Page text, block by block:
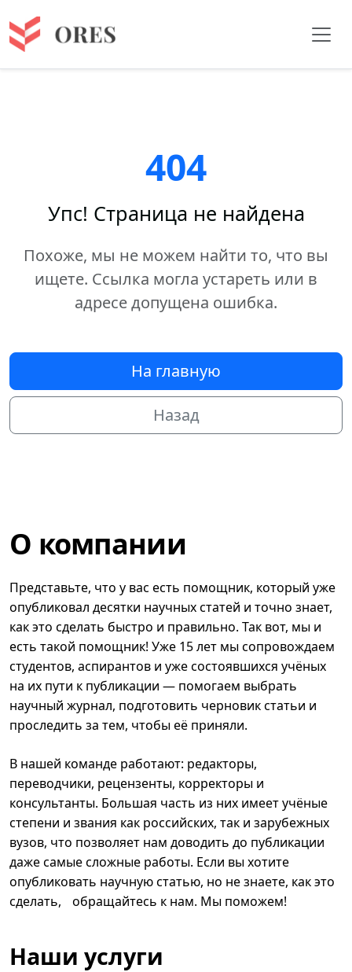
404
Упс! Страница не найдена
Похоже, мы не можем найти то, что вы
ищете. Ссылка могла устареть или в
адресе допущена ошибка.
На главную
Назад
О компании
Представьте, что у вас есть помощник, который уже
опубликовал десятки научных статей и точно знает,
как это сделать быстро и правильно. Так вот, мы и
есть такой помощник! Уже 15 лет мы сопровождаем
студентов, аспирантов и уже состоявшихся учёных
на их пути к публикации — помогаем выбрать
научный журнал, подготовить черновик статьи и
проследить за тем, чтобы её приняли.
В нашей команде работают: редакторы,
переводчики, рецензенты, корректоры и
консультанты. Большая часть из них имеет учёные
степени и звания как российских, так и зарубежных
вузов, что позволяет нам доводить до публикации
даже самые сложные работы. Если вы хотите
опубликовать научную статью, но не знаете, как это
сделать, обращайтесь к нам. Мы поможем!
Наши услуги